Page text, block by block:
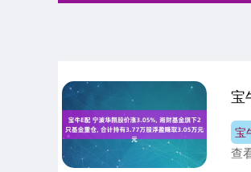
宝
查